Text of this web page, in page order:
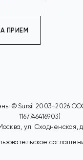
ПРИЕМ
© Sursil 2003-2026
1167746416903)
ул. Сходненская,